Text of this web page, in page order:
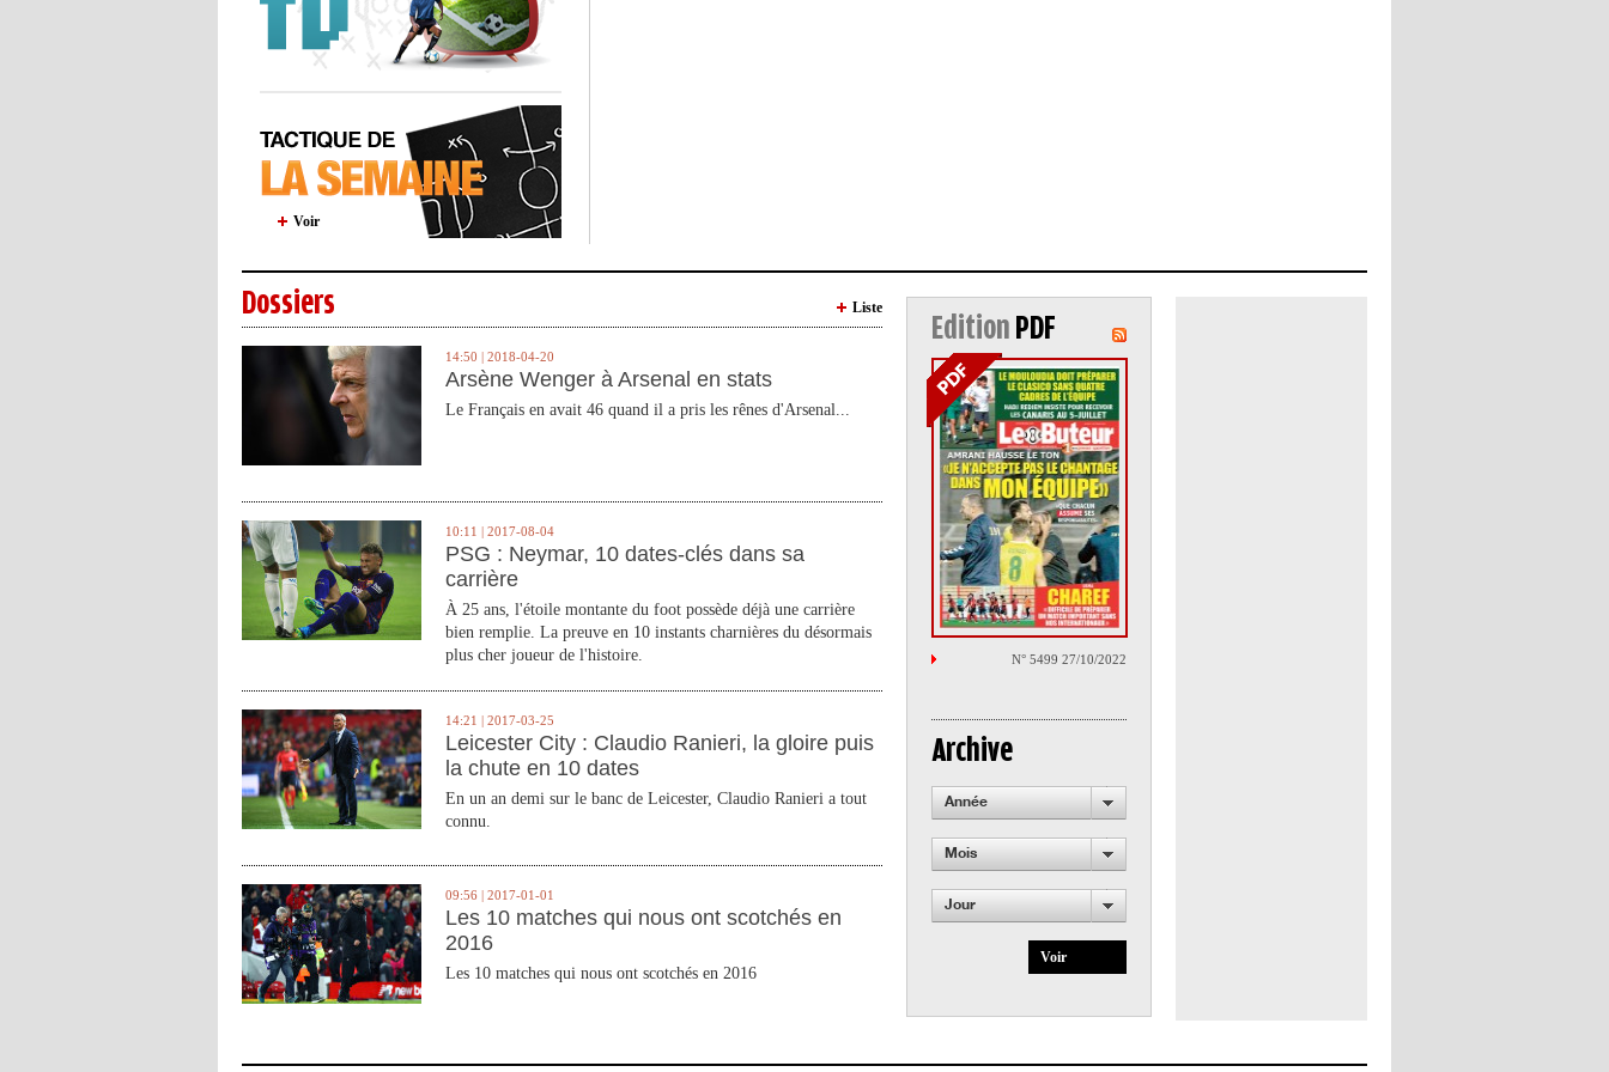
Voir
Dossiers Liste
14:50 | 2018-04-20
Arsène Wenger à Arsenal en stats
Le Français en avait 46 quand il a pris les rênes d'Arsenal...
10:11 | 2017-08-04
PSG : Neymar, 10 dates-clés dans sa
carrière
À 25 ans, l'étoile montante du foot possède déjà une carrière
bien remplie. La preuve en 10 instants charnières du désormais
plus cher joueur de l'histoire.
14:21 | 2017-03-25
Leicester City : Claudio Ranieri, la gloire puis
la chute en 10 dates
En un an demi sur le banc de Leicester, Claudio Ranieri a tout
connu.
09:56 | 2017-01-01
Les 10 matches qui nous ont scotchés en
2016
Les 10 matches qui nous ont scotchés en 2016
Edition PDF
N° 5499 27/10/2022
Archive
Année
Mois
Jour
Voir